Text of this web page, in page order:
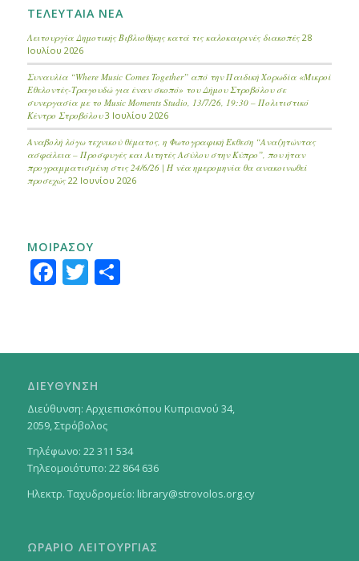
ΤΕΛΕΥΤΑΙΑ ΝΕΑ
Λειτουργία Δημοτικής Βιβλιοθήκης κατά τις καλοκαιρινές διακοπές 28
Ιουλίου 2026
Συναυλία “Where Music Comes Together” από την Παιδική Χορωδία «Μικροί
Εθελοντές-Τραγουδώ για έναν σκοπό» του Δήμου Στροβόλου σε
συνεργασία με το Music Moments Studio, 13/7/26, 19:30 – Πολιτιστικό
Κέντρο Στροβόλου 3 Ιουλίου 2026
Αναβολή λόγω τεχνικού θέματος, η Φωτογραφική Έκθεση “Αναζητώντας
ασφάλεια – Προσφυγές και Αιτητές Ασύλου στην Κύπρο”, που ήταν
προγραμματισμένη στις 24/6/26 | Η νέα ημερομηνία θα ανακοινωθεί
προσεχώς 22 Ιουνίου 2026
ΜΟΙΡΑΣΟΥ
Facebook
Twitter
Μοιραστείτε
ΔΙΕΥΘΥΝΣΗ
Διεύθυνση: Αρχιεπισκόπου Κυπριανού 34,
2059, Στρόβολος
Τηλέφωνο: 22 311 534
Τηλεομοιότυπο: 22 864 636
Ηλεκτρ. Ταχυδρομείο: library@strovolos.org.cy
ΩΡΑΡΙΟ ΛΕΙΤΟΥΡΓΙΑΣ